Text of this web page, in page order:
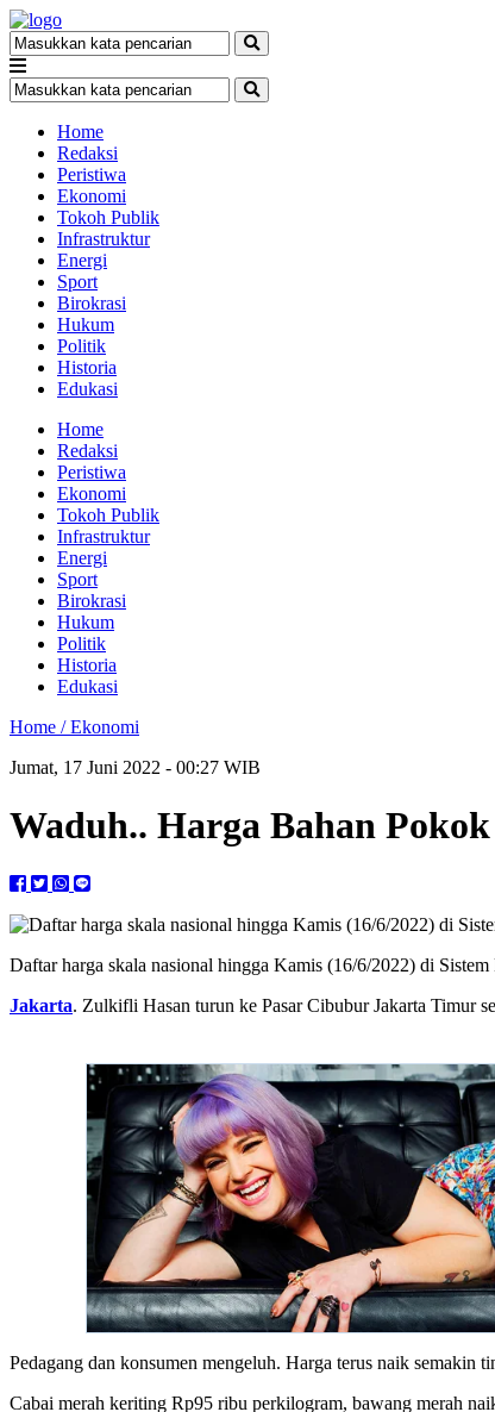
Home
Redaksi
Peristiwa
Ekonomi
Tokoh Publik
Infrastruktur
Energi
Sport
Birokrasi
Hukum
Politik
Historia
Edukasi
Home
Redaksi
Peristiwa
Ekonomi
Tokoh Publik
Infrastruktur
Energi
Sport
Birokrasi
Hukum
Politik
Historia
Edukasi
Home /Ekonomi
Jumat, 17 Juni 2022 - 00:27 WIB
Waduh.. Harga Bahan
Daftar harga skala nasional hingga Kamis (16/6/2022) di
Jakarta. Zulkifli Hasan turun ke Pasar Cibubur Jakarta Timur
Pedagang dan konsumen mengeluh. Harga terus naik
Cabai merah keriting Rp95 ribu perkilogram, bawang merah